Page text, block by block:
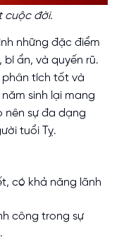
cuộc đời.
những đặc điểm
ẩn, và quyến rũ.
phân tích tốt và
sinh lại mang
nên sự đa dạng
tuổi Tỵ.
có khả năng lãnh
công trong sự